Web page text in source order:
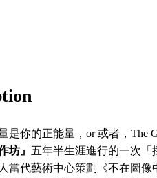
是你的正能量，or 或者，The
坊』 五年半生涯進行的一次「
當代藝術中心策劃《不在圖像